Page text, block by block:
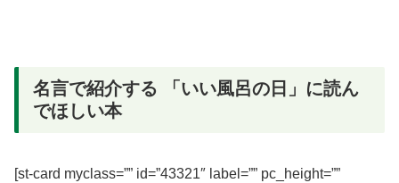
名言で紹介する 「いい風呂の日」に読ん
でほしい本
[st-card myclass=”” id=”43321″ label=”” pc_height=””